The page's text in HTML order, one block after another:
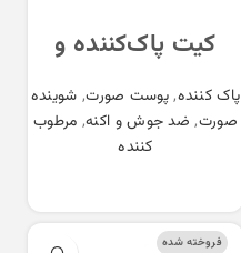
کیت پاک‌کننده و
ضدجوش اوردینری
(کلیر ست اوردینری)
Ordinary the clear
پاک کننده,پوست صورت, شوینده
صورت, ضد جوش و اکنه, مرطوب
کننده
فروخته شده